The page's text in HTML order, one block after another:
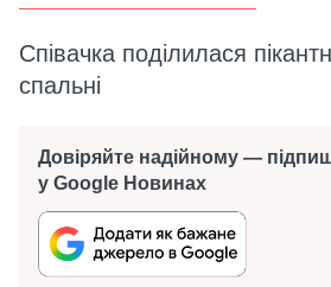
Співачка поділилася
спальні
Довіряйте надійному —
у Google Новинах